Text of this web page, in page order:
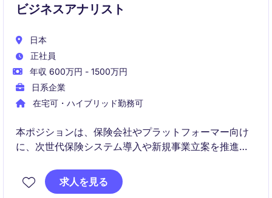
ビジネスアナリスト
日本
正社員
年収 600万円 - 1500万円
日系企業
在宅可・ハイブリッド勤務可
本ポジションは、保険会社やプラットフォーマー向け
に、次世代保険システム導入や新規事業立案を推進す
市場分析から要件定義、プロジェクトマネジメントま
求人を見る